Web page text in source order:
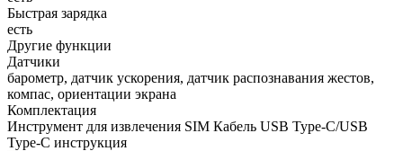
Быстрая зарядка
есть
Другие функции
Датчики
барометр, датчик ускорения, датчик распознавания жестов,
компас, ориентации экрана
Комплектация
Инструмент для извлечения SIM Кабель USB Type-C/USB
Type-C инструкция